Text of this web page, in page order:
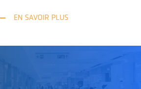
EN SAVOIR PLUS